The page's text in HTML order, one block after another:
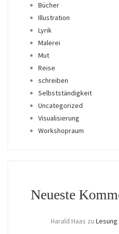
Bücher
Illustration
Lyrik
Malerei
Mut
Reise
schreiben
Selbstständigkeit
Uncategorized
Visualisierung
Workshopraum
Neueste
Harald Haas zu